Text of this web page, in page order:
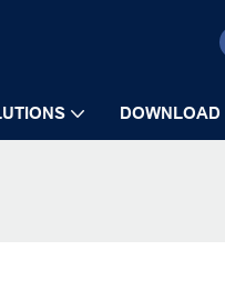
DOWNLOAD